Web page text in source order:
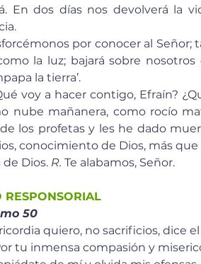
En dos días nos devolverá la
la luz; bajará sobre
la tierra’.
nube mañanera, como rocío
los profetas y les he dado
conocimiento de Dios, más que
de Dios. R. Te alabamos, Señor.
RESPONSORIAL
50
quiero, no sacrificios, dice el
Por tu inmensa compasión y